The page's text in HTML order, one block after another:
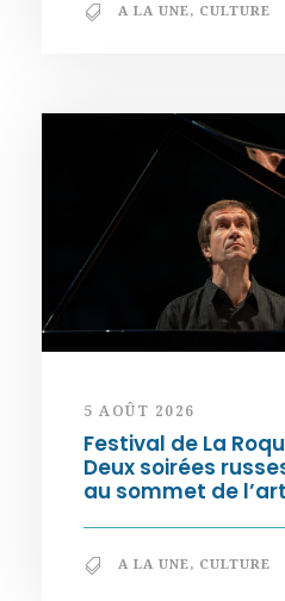
A LA UNE, CULTURE
5 AOÛT 2026
Festival de La
Deux soirées
au sommet de
A LA UNE, CULTURE